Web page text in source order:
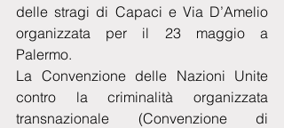
delle stragi di Capaci e Via D’Amelio
organizzata per il 23 maggio a
Palermo.
La Convenzione delle Nazioni Unite
contro la criminalità organizzata
transnazionale (Convenzione di